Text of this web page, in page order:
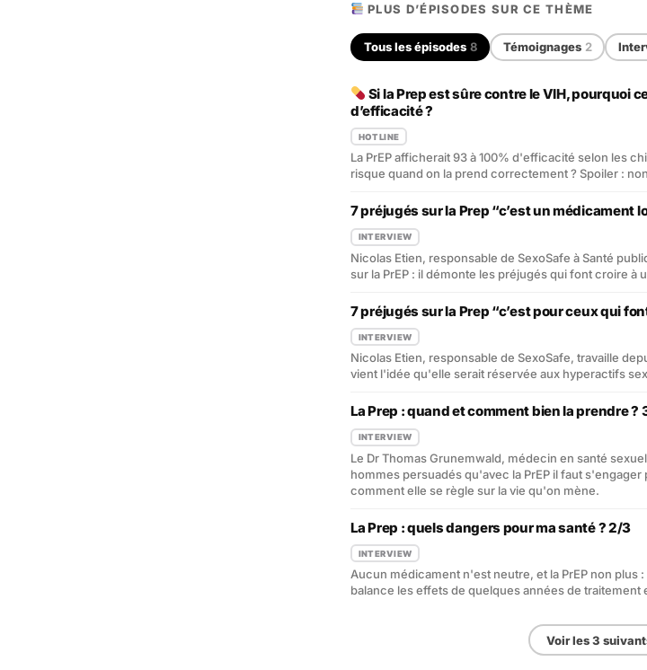
PLUS D’ÉPISODES SUR CE THÈME
Tous les épisodes 8 Témoignages 2
Si la Prep est sûre contre le VIH, pourquoi
d’efficacité ?
HOTLINE
La PrEP afficherait 93 à 100% d'efficacité selon les
risque quand on la prend correctement ? Spoiler :
7 préjugés sur la Prep “c’est un médicament
INTERVIEW
Nicolas Etien, responsable de SexoSafe à Santé
sur la PrEP : il démonte les préjugés qui font croire
7 préjugés sur la Prep “c’est pour ceux qui
INTERVIEW
Nicolas Etien, responsable de SexoSafe, travaille
vient l'idée qu'elle serait réservée aux hyperactifs
La Prep : quand et comment bien la prendre ?
INTERVIEW
Le Dr Thomas Grunemwald, médecin en santé
hommes persuadés qu'avec la PrEP il faut s'engager
comment elle se règle sur la vie qu'on mène.
La Prep : quels dangers pour ma santé ? 2/3
INTERVIEW
Aucun médicament n'est neutre, et la PrEP non plus
balance les effets de quelques années de traitement
Voir les 3